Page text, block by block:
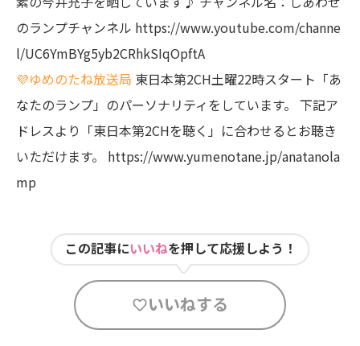
のランプチャンネル https://www.youtube.com/channe
l/UC6YmBYg5yb2CRhkSIqOpftA
💜ゆめのたね放送局 東日本第2CH土曜22時スタート「あ
なたのランプ」のパーソナリティをしています。 下記ア
ドレスより「東日本第2CHを聴く」に合わせるとお聴き
いただけます。
https://www.yumenotane.jp/anatanola
mp
この記事にいいねを押して応援しよう！
いいねする